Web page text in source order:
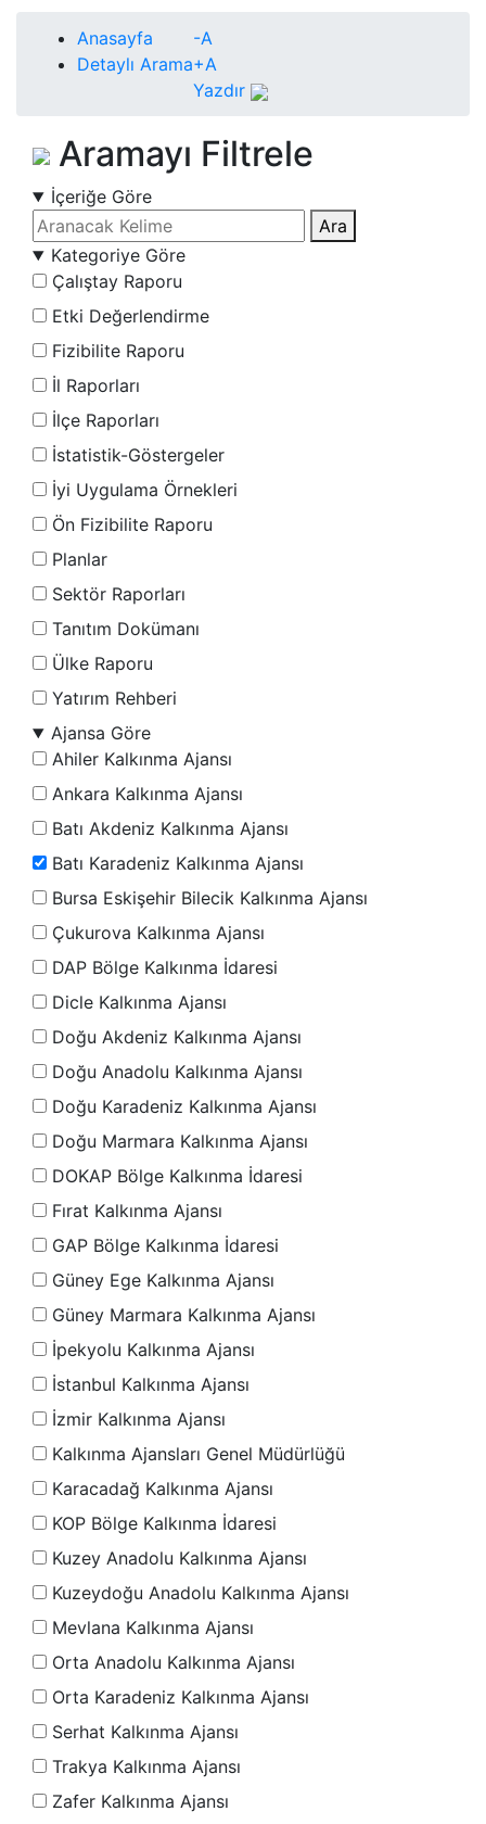
Anasayfa
Detaylı Arama
-A
+A
Yazdır
Aramayı Filtrele
İçeriğe Göre
Ara
Kategoriye Göre
Çalıştay Raporu
Etki Değerlendirme
Fizibilite Raporu
İl Raporları
İlçe Raporları
İstatistik-Göstergeler
İyi Uygulama Örnekleri
Ön Fizibilite Raporu
Planlar
Sektör Raporları
Tanıtım Dokümanı
Ülke Raporu
Yatırım Rehberi
Ajansa Göre
Ahiler Kalkınma Ajansı
Ankara Kalkınma Ajansı
Batı Akdeniz Kalkınma Ajansı
Batı Karadeniz Kalkınma Ajansı
Bursa Eskişehir Bilecik Kalkınma Ajansı
Çukurova Kalkınma Ajansı
DAP Bölge Kalkınma İdaresi
Dicle Kalkınma Ajansı
Doğu Akdeniz Kalkınma Ajansı
Doğu Anadolu Kalkınma Ajansı
Doğu Karadeniz Kalkınma Ajansı
Doğu Marmara Kalkınma Ajansı
DOKAP Bölge Kalkınma İdaresi
Fırat Kalkınma Ajansı
GAP Bölge Kalkınma İdaresi
Güney Ege Kalkınma Ajansı
Güney Marmara Kalkınma Ajansı
İpekyolu Kalkınma Ajansı
İstanbul Kalkınma Ajansı
İzmir Kalkınma Ajansı
Kalkınma Ajansları Genel Müdürlüğü
Karacadağ Kalkınma Ajansı
KOP Bölge Kalkınma İdaresi
Kuzey Anadolu Kalkınma Ajansı
Kuzeydoğu Anadolu Kalkınma Ajansı
Mevlana Kalkınma Ajansı
Orta Anadolu Kalkınma Ajansı
Orta Karadeniz Kalkınma Ajansı
Serhat Kalkınma Ajansı
Trakya Kalkınma Ajansı
Zafer Kalkınma Ajansı